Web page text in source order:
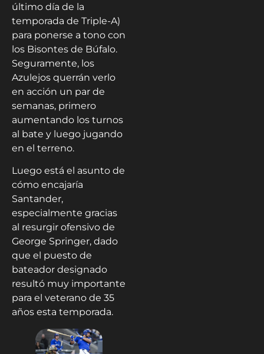
último día de la
temporada de Triple-A)
para ponerse a tono con
los Bisontes de Búfalo.
Seguramente, los
Azulejos querrán verlo
en acción un par de
semanas, primero
aumentando los turnos
al bate y luego jugando
en el terreno.
Luego está el asunto de
cómo encajaría
Santander,
especialmente gracias
al resurgir ofensivo de
George Springer, dado
que el puesto de
bateador designado
resultó muy importante
para el veterano de 35
años esta temporada.